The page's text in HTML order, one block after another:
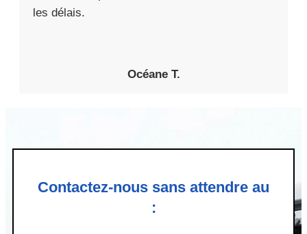
les délais.
Océane T.
Contactez-nous sans attendre au
: